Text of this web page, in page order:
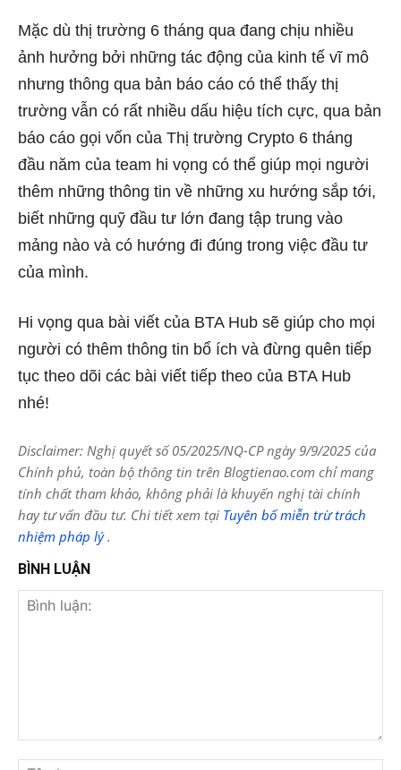
Mặc dù thị trường 6 tháng qua đang chịu nhiều
ảnh hưởng bởi những tác động của kinh tế vĩ mô
nhưng thông qua bản báo cáo có thể thấy thị
trường vẫn có rất nhiều dấu hiệu tích cực, qua bản
báo cáo gọi vốn của Thị trường Crypto 6 tháng
đầu năm của team hi vọng có thể giúp mọi người
thêm những thông tin về những xu hướng sắp tới,
biết những quỹ đầu tư lớn đang tập trung vào
mảng nào và có hướng đi đúng trong việc đầu tư
của mình.
Hi vọng qua bài viết của BTA Hub sẽ giúp cho mọi
người có thêm thông tin bổ ích và đừng quên tiếp
tục theo dõi các bài viết tiếp theo của BTA Hub
nhé!
Disclaimer: Nghị quyết số 05/2025/NQ-CP ngày 9/9/2025 của
Chính phủ, toàn bộ thông tin trên Blogtienao.com chỉ mang
tính chất tham khảo, không phải là khuyến nghị tài chính
hay tư vấn đầu tư. Chi tiết xem tại Tuyên bố miễn trừ trách
nhiệm pháp lý.
BÌNH LUẬN